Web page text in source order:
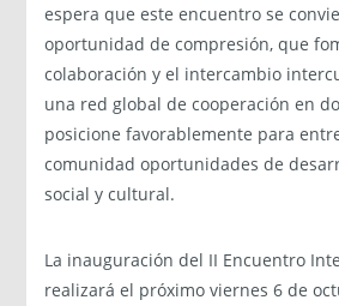
espera que este encuentro se
oportunidad de compresión, que
colaboración y el intercambio
una red global de cooperación en
posicione favorablemente para
comunidad oportunidades de
social y cultural.
La inauguración del II Encuentro
realizará el próximo viernes 6 de